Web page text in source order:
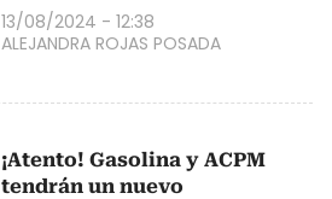
13/08/2024 - 12:38
ALEJANDRA ROJAS POSADA
¡Atento! Gasolina y ACPM
tendrán un nuevo